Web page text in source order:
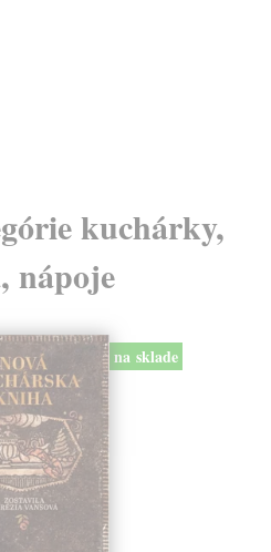
kuchárky,
nápoje
na sklade